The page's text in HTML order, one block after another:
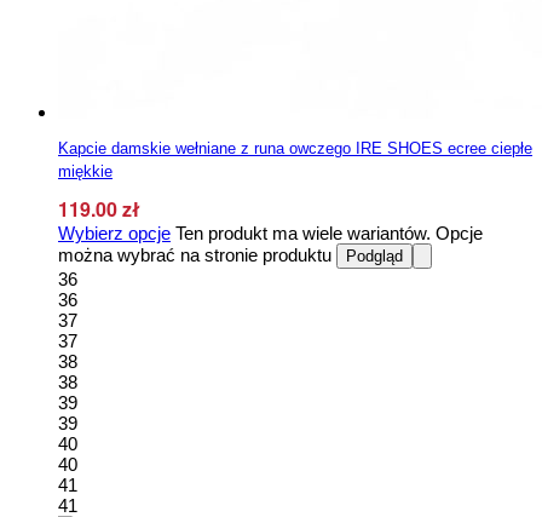
Kapcie damskie wełniane z runa owczego IRE SHOES ecree ciepłe
miękkie
119.00zł
Wybierz opcje Ten produkt ma wiele wariantów. Opcje
można wybrać na stronie produktu
Podgląd
36
36
37
37
38
38
39
39
40
40
41
41